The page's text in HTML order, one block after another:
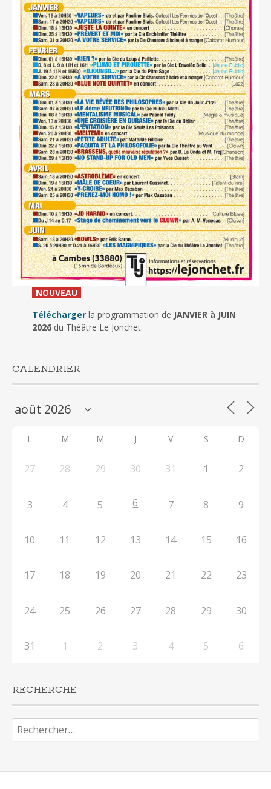
NOUVEAU_
Télécharger la programmation de JANVIER à JUIN
2026du Théâtre Le Jonchet.
CALENDRIER
L M M J V S D
27 28 29 30 31 1 2
3 4 5 6 7 8 9
10 11 12 13 14 15 16
17 18 19 20 21 22 23
24 25 26 27 28 29 30
31 1 2 3 4 5 6
RECHERCHE
Rechercher :